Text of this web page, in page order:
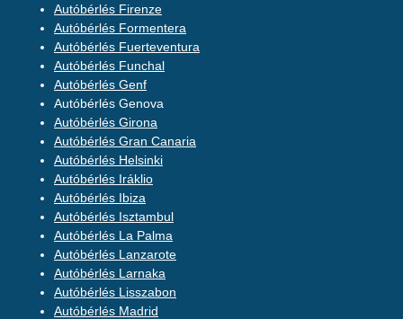
Autóbérlés Firenze
Autóbérlés Formentera
Autóbérlés Fuerteventura
Autóbérlés Funchal
Autóbérlés Genf
Autóbérlés Genova
Autóbérlés Girona
Autóbérlés Gran Canaria
Autóbérlés Helsinki
Autóbérlés Iráklio
Autóbérlés Ibiza
Autóbérlés Isztambul
Autóbérlés La Palma
Autóbérlés Lanzarote
Autóbérlés Larnaka
Autóbérlés Lisszabon
Autóbérlés Madrid